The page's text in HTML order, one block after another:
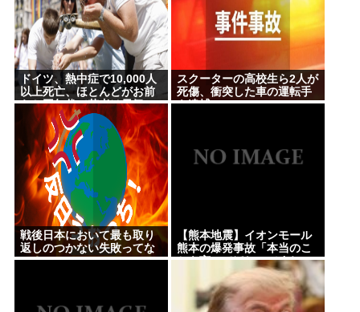
「パプリカ」とかいうカルトアニメ映画やってるん
だけど見とくべき？
エリート医師が未成年の少女を酔わせて性的暴行疑
いで逮捕…「SNSで二刀流を自画自賛」の素顔
【画像】コミケのインタビュー、とんでもない逸材
が登場www 【Pickup07092041】
58歳芸人、高市早苗首相の熊本視察動画に「北朝鮮
の記録映画かと思いました」
【悲報】上沼恵美子ブチギレ「簡単にそうめん作れ
言うけど、そうめん作りて地獄なんよ」
ライチュウ「ピチューとピカチュウより圧倒的に強
いですwww」←こいつが不人気な理由
「片親の女だけはやめとけ」という風潮、広まりつ
ドイツ、熱中症で10,000人
以上死亡、ほとんどがお前
らと同年代で若者は元気
スクーターの高校生ら2人が
死傷、衝突した車の運転手
を逮捕
戦後日本において最も取り
返しのつかない失敗ってな
に？
【熊本地震】イオンモール
熊本の爆発事故「本当のこ
とを言ってほしいですね。
隠さずに」遺族語る